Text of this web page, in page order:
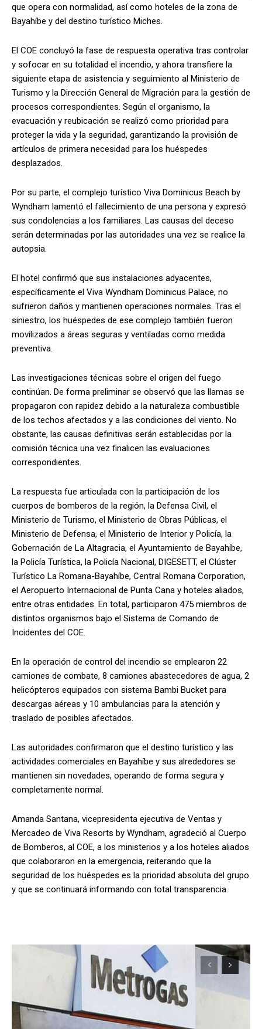
que opera con normalidad, así como hoteles de la zona de
Bayahíbe y del destino turístico Miches.
El COE concluyó la fase de respuesta operativa tras controlar
y sofocar en su totalidad el incendio, y ahora transfiere la
siguiente etapa de asistencia y seguimiento al Ministerio de
Turismo y la Dirección General de Migración para la gestión de
procesos correspondientes. Según el organismo, la
evacuación y reubicación se realizó como prioridad para
proteger la vida y la seguridad, garantizando la provisión de
artículos de primera necesidad para los huéspedes
desplazados.
Por su parte, el complejo turístico Viva Dominicus Beach by
Wyndham lamentó el fallecimiento de una persona y expresó
sus condolencias a los familiares. Las causas del deceso
serán determinadas por las autoridades una vez se realice la
autopsia.
El hotel confirmó que sus instalaciones adyacentes,
específicamente el Viva Wyndham Dominicus Palace, no
sufrieron daños y mantienen operaciones normales. Tras el
siniestro, los huéspedes de ese complejo también fueron
movilizados a áreas seguras y ventiladas como medida
preventiva.
Las investigaciones técnicas sobre el origen del fuego
continúan. De forma preliminar se observó que las llamas se
propagaron con rapidez debido a la naturaleza combustible
de los techos afectados y a las condiciones del viento. No
obstante, las causas definitivas serán establecidas por la
comisión técnica una vez finalicen las evaluaciones
correspondientes.
La respuesta fue articulada con la participación de los
cuerpos de bomberos de la región, la Defensa Civil, el
Ministerio de Turismo, el Ministerio de Obras Públicas, el
Ministerio de Defensa, el Ministerio de Interior y Policía, la
Gobernación de La Altagracia, el Ayuntamiento de Bayahíbe,
la Policía Turística, la Policía Nacional, DIGESETT, el Clúster
Turístico La Romana-Bayahíbe, Central Romana Corporation,
el Aeropuerto Internacional de Punta Cana y hoteles aliados,
entre otras entidades. En total, participaron 475 miembros de
distintos organismos bajo el Sistema de Comando de
Incidentes del COE.
En la operación de control del incendio se emplearon 22
camiones de combate, 8 camiones abastecedores de agua, 2
helicópteros equipados con sistema Bambi Bucket para
descargas aéreas y 10 ambulancias para la atención y
traslado de posibles afectados.
Las autoridades confirmaron que el destino turístico y las
actividades comerciales en Bayahíbe y sus alrededores se
mantienen sin novedades, operando de forma segura y
completamente normal.
Amanda Santana, vicepresidenta ejecutiva de Ventas y
Mercadeo de Viva Resorts by Wyndham, agradeció al Cuerpo
de Bomberos, al COE, a los ministerios y a los hoteles aliados
que colaboraron en la emergencia, reiterando que la
seguridad de los huéspedes es la prioridad absoluta del grupo
y que se continuará informando con total transparencia.